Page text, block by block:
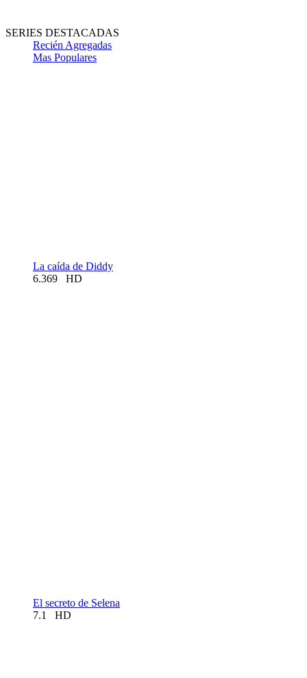
SERIES DESTACADAS
Recién Agregadas
Mas Populares
La caída de Diddy
6.369
HD
El secreto de Selena
7.1
HD